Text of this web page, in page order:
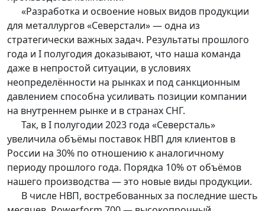
«Разработка и освоение новых видов продукции
для металлургов «Северстали» — одна из
стратегически важных задач. Результаты прошлого
года и I полугодия доказывают, что наша команда
даже в непростой ситуации, в условиях
неопределённости на рынках и под санкционным
давлением способна усиливать позиции компании
на внутреннем рынке и в странах СНГ.
Так, в I полугодии 2023 года «Северсталь»
увеличила объёмы поставок НВП для клиентов в
России на 30% по отношению к аналогичному
периоду прошлого года. Порядка 10% от объёмов
нашего производства — это новые виды продукции.
В числе НВП, востребованных за последние шесть